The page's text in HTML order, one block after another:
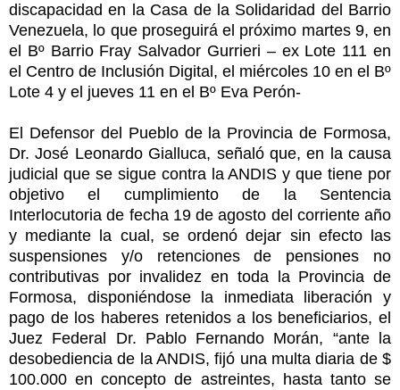
discapacidad en la Casa de la Solidaridad del Barrio
Venezuela, lo que proseguirá el próximo martes 9, en
el Bº Barrio Fray Salvador Gurrieri – ex Lote 111 en
el Centro de Inclusión Digital, el miércoles 10 en el Bº
Lote 4 y el jueves 11 en el Bº Eva Perón-
El Defensor del Pueblo de la Provincia de Formosa,
Dr. José Leonardo Gialluca, señaló que, en la causa
judicial que se sigue contra la ANDIS y que tiene por
objetivo el cumplimiento de la Sentencia
Interlocutoria de fecha 19 de agosto del corriente año
y mediante la cual, se ordenó dejar sin efecto las
suspensiones y/o retenciones de pensiones no
contributivas por invalidez en toda la Provincia de
Formosa, disponiéndose la inmediata liberación y
pago de los haberes retenidos a los beneficiarios, el
Juez Federal Dr. Pablo Fernando Morán, “ante la
desobediencia de la ANDIS, fijó una multa diaria de $
100.000 en concepto de astreintes, hasta tanto se